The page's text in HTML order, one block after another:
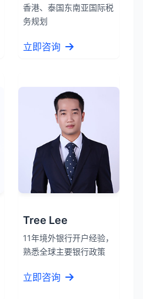
香港、泰国东南亚国际税
务规划
立即咨询
Tree Lee
11年境外银行开户经验，
熟悉全球主要银行政策
立即咨询